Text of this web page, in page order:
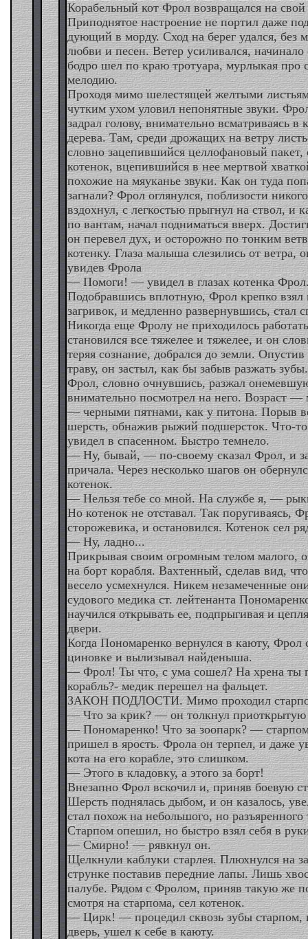
Корабельный кот Фрол возвращался на
Приподнятое настроение не портил даже
дующий в морду. Сход на берег удался, без
любви и песен. Ветер усиливался,
бодро шел по краю тротуара, мурлыкая про
мелодию.
Проходя мимо шелестящей желтыми
чутким ухом уловил непонятные звуки.
задрал голову, внимательно всматриваясь
дерева. Там, среди дрожащих на ветру
словно зацепившийся целлофановый пакет,
котенок, вцепившийся в нее мертвой
похожие на мяуканье звуки. Как он туда
загнали? Фрол оглянулся, поблизости
вздохнул, с легкостью прыгнул на ствол, и
по вантам, начал подниматься вверх.
он перевел дух, и осторожно по тонким
котенку. Глаза малыша слезились от ветра,
увидев Фрола
— Помоги! — увидел в глазах котенка
Подобравшись вплотную, Фрол крепко взял
загривок, и медленно развернувшись, стал
Никогда еще Фролу не приходилось
становился все тяжелее и тяжелее, и он
теряя сознание, добрался до земли.
траву, он застыл, как бы забыв разжать
Фрол, словно очнувшись, разжал
внимательно посмотрел на него. Возраст —
— черными пятнами, как у питона. Порыв
шерсть, обнажив рыжий подшерсток. Что-
увидел в спасенном. Быстро темнело.
— Ну, бывай, — по-своему сказал Фрол, и
причала. Через несколько шагов он
котенок.
— Нельзя тебе со мной. На службе я, —
Но котенок не отставал. Так поругиваясь,
сторожевика, и остановился. Котенок сел
— Ну, ладно...
Прикрывая своим огромным телом малого,
на борт корабля. Вахтенный, сделав вид,
весело усмехнулся. Никем незамеченные
судового медика ст. лейтенанта
научился открывать ее, подпрыгивая и
двери.
Когда Пономаренко вернулся в каюту, Фрол
циновке и вылизывал найденыша.
— Фрол! Ты что, с ума сошел? На хрена ты
корабль?- медик перешел на фальцет.
ЗАКОН ПОДЛОСТИ. Мимо проходил
— Что за крик? — он толкнул приоткрытую
— Пономаренко! Что за зоопарк? —
пришел в ярость. Фрола он терпел, и даже
кота на его корабле, это слишком.
— Этого в кладовку, а этого за борт!
Внезапно Фрол вскочил и, приняв боевую
Шерсть поднялась дыбом, и он казалось,
стал похож на небольшого, но разъяренного
Старпом опешил, но быстро взял себя в
— Смирно! — рявкнул он.
Щелкнули каблуки старлея. Плюхнулся на
струнке поставив передние лапы. Лишь
палубе. Рядом с Фролом, приняв такую же
смотря на старпома, сел котенок.
— Цирк! — процедил сквозь зубы старпом,
дверь, ушел к себе в каюту.